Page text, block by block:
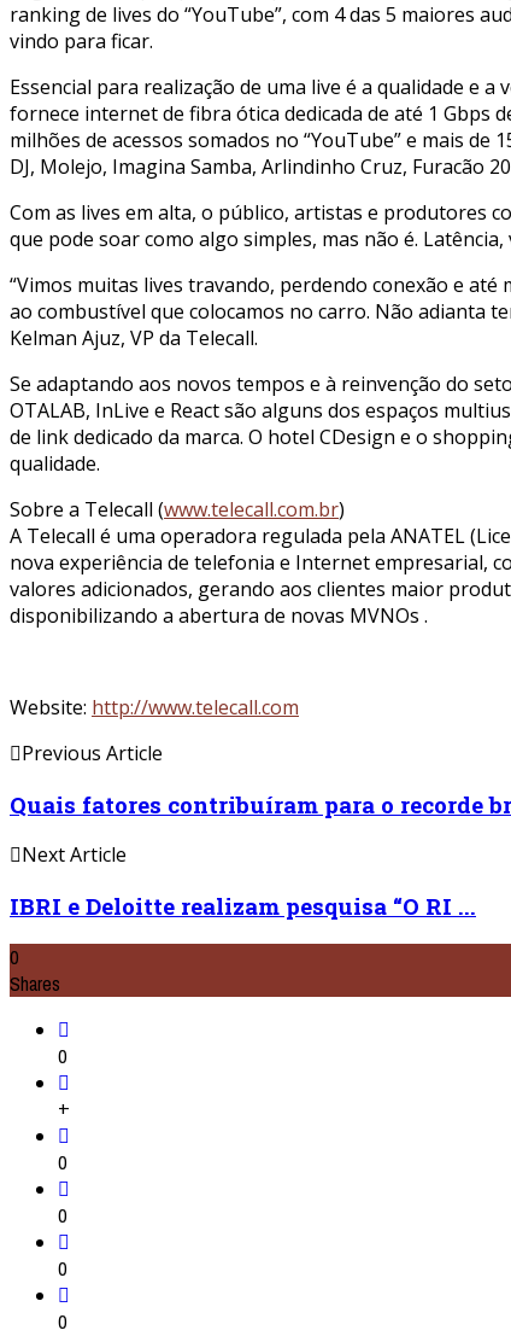
ranking de lives do “YouTube”, com 4 das 5 maiores
vindo para ficar.
Essencial para realização de uma live é a qualidade e
fornece internet de fibra ótica dedicada de até 1 Gbps
milhões de acessos somados no “YouTube” e mais
DJ, Molejo, Imagina Samba, Arlindinho Cruz, Furacão
Com as lives em alta, o público, artistas e produtores
que pode soar como algo simples, mas não é.
“Vimos muitas lives travando, perdendo conexão e
ao combustível que colocamos no carro. Não adianta
Kelman Ajuz, VP da Telecall.
Se adaptando aos novos tempos e à reinvenção do
OTALAB, InLive e React são alguns dos espaços
de link dedicado da marca. O hotel CDesign e o
qualidade.
Sobre a Telecall (www.telecall.com.br)
A Telecall é uma operadora regulada pela ANATEL
nova experiência de telefonia e Internet empresarial,
valores adicionados, gerando aos clientes maior
disponibilizando a abertura de novas MVNOs .
Website: http://www.telecall.com
Previous Article
Quais fatores contribuíram para o recorde
Next Article
IBRI e Deloitte realizam pesquisa “O RI ...
0
Shares
0
+
0
0
0
0